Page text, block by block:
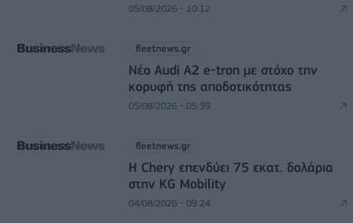
05/08/2026 - 10:12
fleetnews.gr
Νέο Audi A2 e-tron με στόχο την
κορυφή της αποδοτικότητας
05/08/2026 - 05:39
fleetnews.gr
Η Chery επενδύει 75 εκατ. δολάρια
στην KG Mobility
04/08/2026 - 09:24